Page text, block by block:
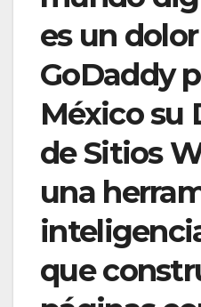
es un
GoDaddy
México su
de Sitios
una
que